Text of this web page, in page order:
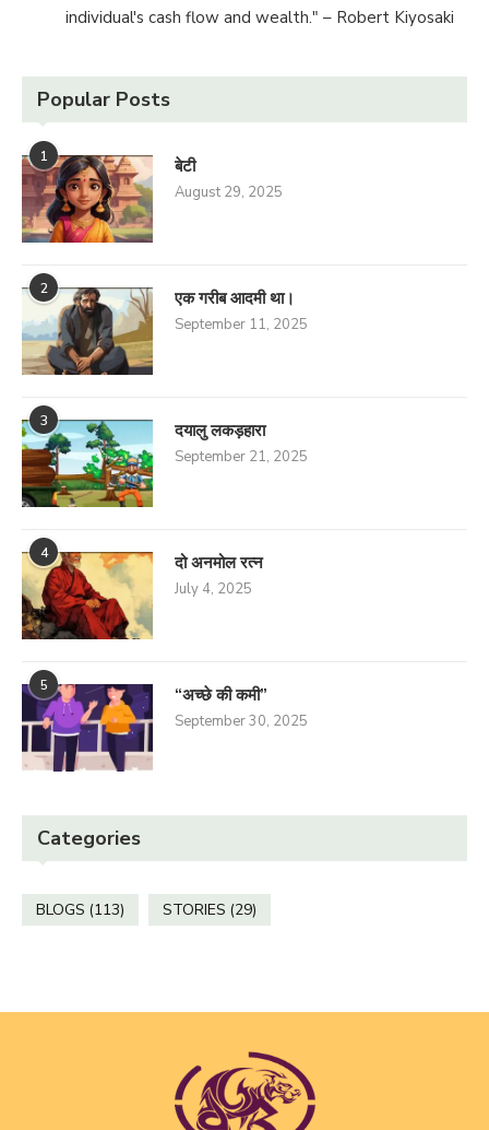
individual's cash flow and wealth." – Robert Kiyosaki
Popular Posts
1 बेटी
August 29, 2025
2 एक गरीब आदमी था।
September 11, 2025
3 दयालु लकड़हारा
September 21, 2025
4 दो अनमोल रत्न
July 4, 2025
5 “अच्छे की कमी”
September 30, 2025
Categories
BLOGS (113) STORIES (29)